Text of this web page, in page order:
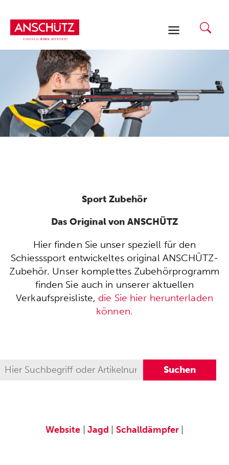
Inhalt
springen
Sport Zubehör
Das Original von ANSCHÜTZ
Hier finden Sie unser speziell für den
Schiesssport entwickeltes original ANSCHÜTZ-
Zubehör. Unser komplettes Zubehörprogramm
finden Sie auch in unserer aktuellen
Verkaufspreisliste, die Sie hier herunterladen
können.
Website Jagd Schalldämpfer|